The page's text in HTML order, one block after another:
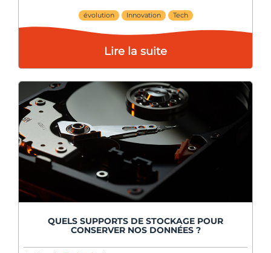
évolution Innovation Tech
Lire la suite
QUELS SUPPORTS DE STOCKAGE POUR
CONSERVER NOS DONNÉES ?